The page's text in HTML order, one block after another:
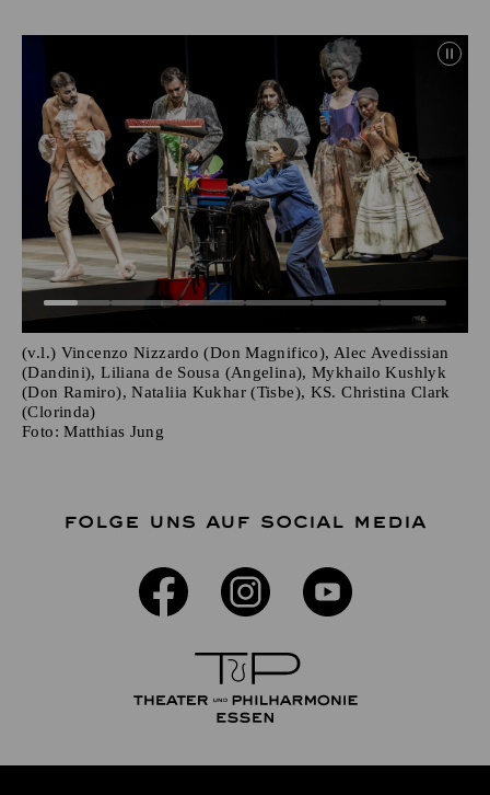
(v.l.) Vincenzo Nizzardo (Don Magnifico), Alec Avedissian
(Dandini), Liliana de Sousa (Angelina), Mykhailo Kushlyk
(Don Ramiro), Nataliia Kukhar (Tisbe), KS. Christina Clark
(Clorinda)
Foto: Matthias Jung
FOLGE UNS AUF SOCIAL MEDIA